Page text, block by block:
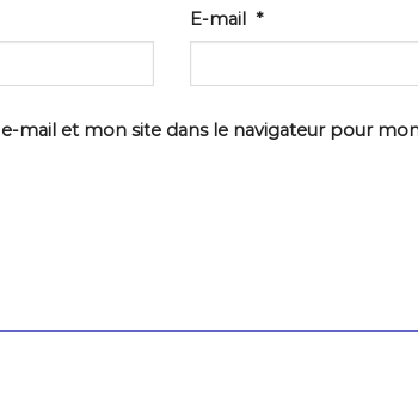
E-mail*
mail et mon site dans le navigateur pour